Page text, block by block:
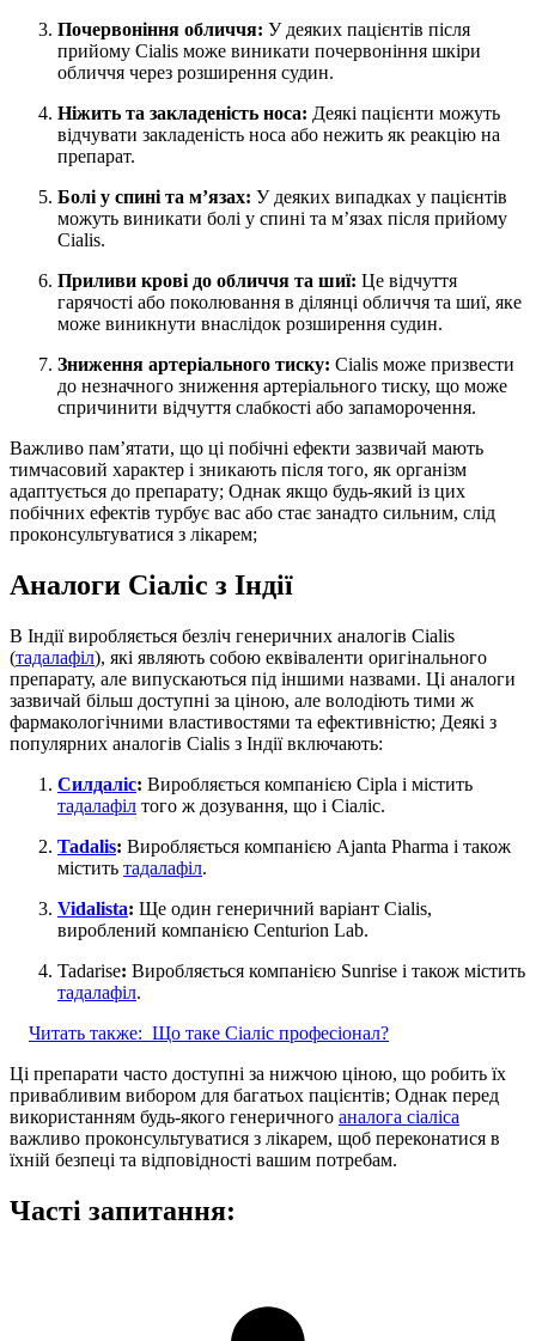
Почервоніння обличчя: У деяких пацієнтів після
прийому Cialis може виникати почервоніння шкіри
обличчя через розширення судин.
Ніжить та закладеність носа: Деякі пацієнти можуть
відчувати закладеність носа або нежить як реакцію на
препарат.
Болі у спині та м’язах: У деяких випадках у пацієнтів
можуть виникати болі у спині та м’язах після прийому
Cialis.
Приливи крові до обличчя та шиї: Це відчуття
гарячості або поколювання в ділянці обличчя та шиї, яке
може виникнути внаслідок розширення судин.
Зниження артеріального тиску: Cialis може призвести
до незначного зниження артеріального тиску, що може
спричинити відчуття слабкості або запаморочення.
Важливо пам’ятати, що ці побічні ефекти зазвичай мають
тимчасовий характер і зникають після того, як організм
адаптується до препарату; Однак якщо будь-який із цих
побічних ефектів турбує вас або стає занадто сильним, слід
проконсультуватися з лікарем;
Аналоги Сіаліс з Індії
В Індії виробляється безліч генеричних аналогів Cialis
(тадалафіл), які являють собою еквіваленти оригінального
препарату, але випускаються під іншими назвами. Ці аналоги
зазвичай більш доступні за ціною, але володіють тими ж
фармакологічними властивостями та ефективністю; Деякі з
популярних аналогів Cialis з Індії включають:
Силдаліс: Виробляється компанією Cipla і містить
тадалафіл того ж дозування, що і Сіаліс.
Tadalis: Виробляється компанією Ajanta Pharma і також
містить тадалафіл.
Vidalista: Ще один генеричний варіант Cialis,
вироблений компанією Centurion Lab.
Tadarise: Виробляється компанією Sunrise і також містить
тадалафіл.
Читать также: Що таке Сіаліс професіонал?
Ці препарати часто доступні за нижчою ціною, що робить їх
привабливим вибором для багатьох пацієнтів; Однак перед
використанням будь-якого генеричного аналога сіаліса
важливо проконсультуватися з лікарем, щоб переконатися в
їхній безпеці та відповідності вашим потребам.
Часті запитання: